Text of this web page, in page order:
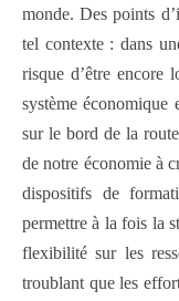
monde. Des points
tel contexte : dans
risque d’être encore
système économique
sur le bord de la
de notre économie à
dispositifs de
permettre à la fois la
flexibilité sur les
troublant que les